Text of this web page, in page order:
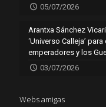
05/07/2026
Arantxa Sánchez
‘Universo Calleja’
emperadores y los
03/07/2026
Webs amigas